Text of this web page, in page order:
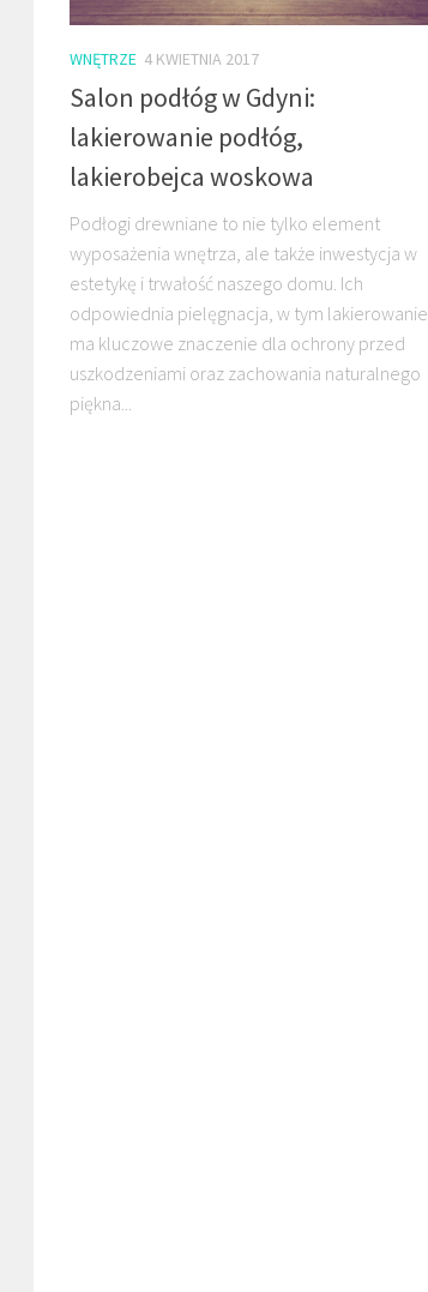
WNĘTRZE 4 KWIETNIA 2017
Salon podłóg w Gdyni:
lakierowanie podłóg,
lakierobejca woskowa
Podłogi drewniane to nie tylko element
wyposażenia wnętrza, ale także inwestycja w
estetykę i trwałość naszego domu. Ich
odpowiednia pielęgnacja, w tym lakierowanie,
ma kluczowe znaczenie dla ochrony przed
uszkodzeniami oraz zachowania naturalnego
piękna...